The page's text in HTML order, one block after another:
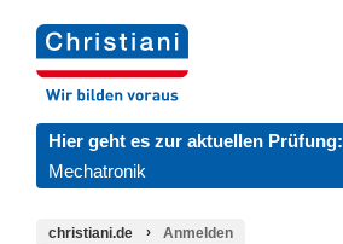
Hier geht es zur aktuellen Prüfung:
Mechatronik
christiani.de Anmelden